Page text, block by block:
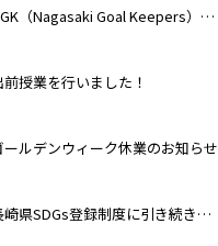
NGK（Nagasaki Goal Keepers）Clinic 2026が開催されました！
前授業を行いました！
ールデンウィーク休業のお知らせ
長崎県SDGs登録制度に引き続き登録されました！